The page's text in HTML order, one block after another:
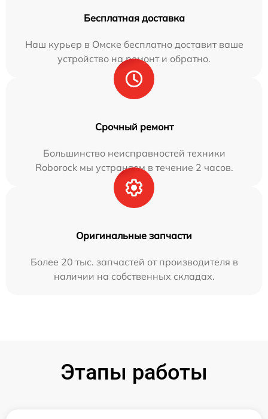
Бесплатная доставка
Наш курьер в Омске бесплатно доставит ваше
устройство на ремонт и обратно.
Срочный ремонт
Большинство неисправностей техники
Roborock мы устраняем в течение 2 часов.
Оригинальные запчасти
Более 20 тыс. запчастей от производителя в
наличии на собственных складах.
Этапы работы